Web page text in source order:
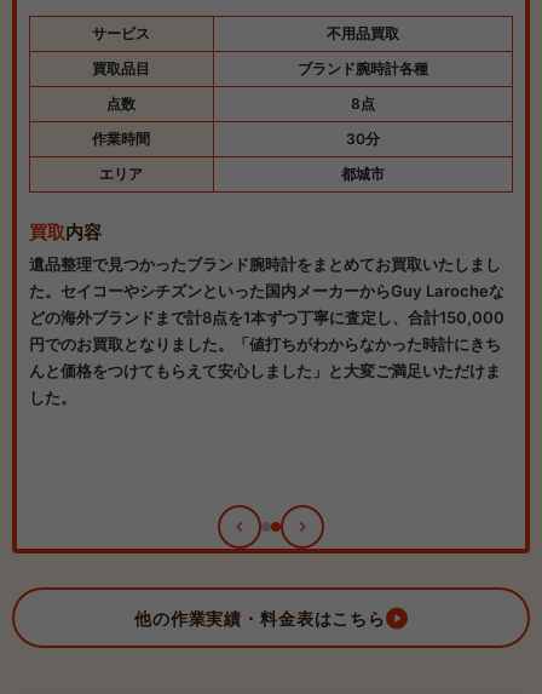
サービス
不用品買取
買取品目
ブランド腕時計各種
点数
8点
作業時間
30分
エリア
都城市
買取内容
遺品整理で見つかったブランド腕時計をまとめてお買取いたしまし
た。セイコーやシチズンといった国内メーカーからGuy Larocheな
どの海外ブランドまで計8点を1本ずつ丁寧に査定し、合計150,000
円でのお買取となりました。「値打ちがわからなかった時計にきち
んと価格をつけてもらえて安心しました」と大変ご満足いただけま
した。
他の作業実績・料金表はこちら